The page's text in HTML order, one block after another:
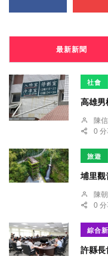
最新新聞
社會
高雄男
陳
0
旅遊
埔里觀
陳
0
綜合
許縣